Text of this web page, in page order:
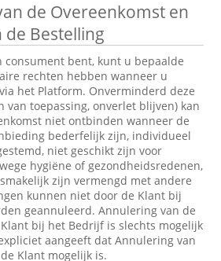
de Overeenkomst en
Bestelling
consument bent, kunt u bepaalde
rechten hebben wanneer u
het Platform. Onverminderd deze
van toepassing, onverlet blijven) kan
niet ontbinden wanneer de
bederfelijk zijn, individueel
niet geschikt zijn voor
hygiëne of gezondheidsredenen,
zijn vermengd met andere
kunnen niet door de Klant bij
geannuleerd. Annulering van de
bij het Bedrijf is slechts mogelijk
aangeeft dat Annulering van
Klant mogelijk is.